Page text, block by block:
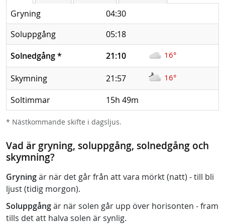
Gryning
04:30
Soluppgång
05:18
Solnedgång* 21:10 16°
Skymning 21:57 16°
Soltimmar 15h 49m
* Nästkommande skifte i dagsljus.
Vad är gryning, soluppgång, solnedgång och
skymning?
Gryningär när det går från att vara mörkt (natt) - till bli
ljust (tidig morgon).
Soluppgångär när solen går upp över horisonten - fram
tills det att halva solen är synlig.